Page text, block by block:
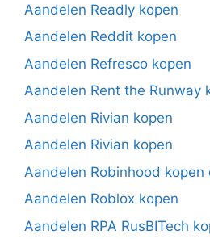
Aandelen Readly kopen
Aandelen Reddit kopen
Aandelen Refresco kopen
Aandelen Rent the Runway
Aandelen Rivian kopen
Aandelen Rivian kopen
Aandelen Robinhood kopen
Aandelen Roblox kopen
Aandelen RPA RusBITech